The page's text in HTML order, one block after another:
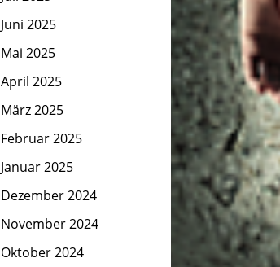
Juni 2025
Mai 2025
April 2025
März 2025
Februar 2025
Januar 2025
Dezember 2024
November 2024
Oktober 2024